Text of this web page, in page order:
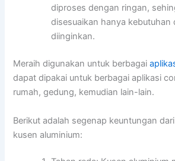
diproses dengan ringan,
disesuaikan hanya kebutuhan
diinginkan.
Meraih digunakan untuk berbagai
dapat dipakai untuk berbagai aplikasi
rumah, gedung, kemudian lain-lain.
Berikut adalah segenap keuntungan
kusen aluminium: